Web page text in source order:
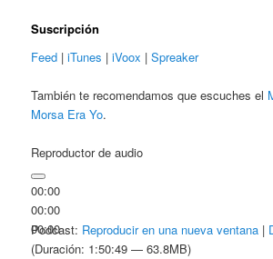
Suscripción
Feed |iTunes |iVoox |Spreaker
También te recomendamos que escuches el
Morsa Era Yo.
Reproductor de audio
00:00
00:00
00:00
Podcast: Reproducir en una nueva ventana |
(Duración: 1:50:49 — 63.8MB)